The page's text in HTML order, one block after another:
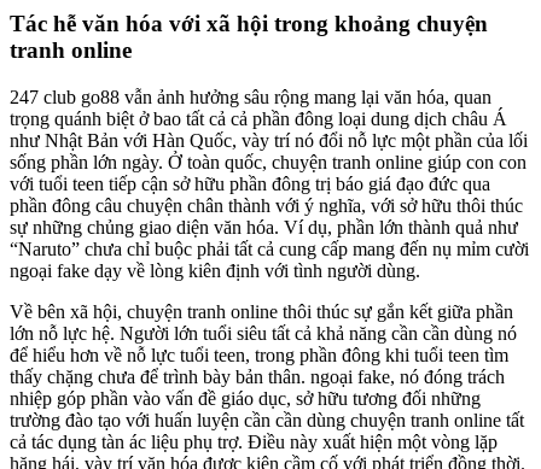
Tác hễ văn hóa với xã hội trong khoảng chuyện
tranh online
247 club go88 vẫn ảnh hưởng sâu rộng mang lại văn hóa, quan
trọng quánh biệt ở bao tất cả cả phần đông loại dung dịch châu Á
như Nhật Bản với Hàn Quốc, vày trí nó đổi nỗ lực một phần của lối
sống phần lớn ngày. Ở toàn quốc, chuyện tranh online giúp con con
với tuổi teen tiếp cận sở hữu phần đông trị báo giá đạo đức qua
phần đông câu chuyện chân thành với ý nghĩa, với sở hữu thôi thúc
sự những chủng giao diện văn hóa. Ví dụ, phần lớn thành quả như
“Naruto” chưa chỉ buộc phải tất cả cung cấp mang đến nụ mỉm cười
ngoại fake dạy về lòng kiên định với tình người dùng.
Về bên xã hội, chuyện tranh online thôi thúc sự gắn kết giữa phần
lớn nỗ lực hệ. Người lớn tuổi siêu tất cả khả năng cần cần dùng nó
để hiểu hơn về nỗ lực tuổi teen, trong phần đông khi tuổi teen tìm
thấy chặng chưa để trình bày bản thân. ngoại fake, nó đóng trách
nhiệp góp phần vào vấn đề giáo dục, sở hữu tương đối những
trường đào tạo với huấn luyện cần cần dùng chuyện tranh online tất
cả tác dụng tàn ác liệu phụ trợ. Điều này xuất hiện một vòng lặp
hăng hái, vày trí văn hóa được kiên cầm cố với phát triển đồng thời.